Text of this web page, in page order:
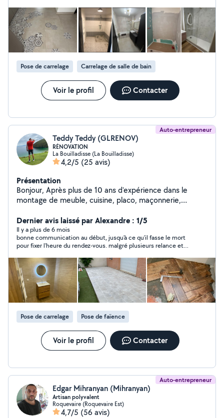
impeccable et d’une grande qualité professionnelle. Merci
infiniment pour ce superbe travail !
Pose de carrelage Carrelage de salle de bain
Voir le profil Contacter
Auto-entrepreneur
Teddy Teddy (GLRENOV)
RÉNOVATION
La Bouilladisse (La Bouilladisse)
4,2/5 (25 avis)
Présentation
Bonjour, Après plus de 10 ans d'expérience dans le
montage de meuble, cuisine, placo, maçonnerie,
est la satisfaction de mes clients. Je suis disponible
pour vous faire un devis gratuitement, donner des
conseils, Je vous laisse découvrir quelques une devis
mes réalisations dans mes photos ou bien visiter ma
page Facebook. Je suis à votre disposition. Merci Teddy
GLRENOV
Dernier avis laissé par Alexandre : 1/5
Il y a plus de 6 mois
bonne communication au début, jusqu'à ce qu'il fasse le mort
pour fixer l'heure du rendez-vous. malgré plusieurs relance et
Pose de carrelage Pose de faïence
Voir le profil Contacter
Auto-entrepreneur
Edgar Mihranyan (Mihranyan)
Artisan polyvalent
Roquevaire (Roquevaire Est)
4,7/5 (56 avis)